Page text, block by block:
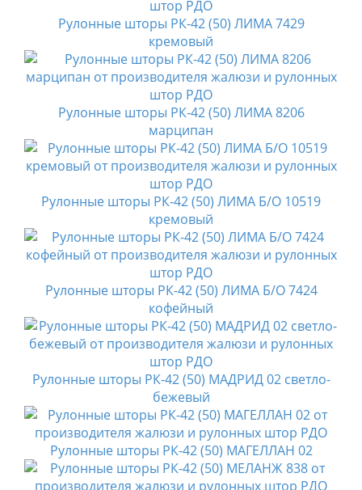
Рулонные шторы РК-42 (50) ЛИМА 7429
кремовый
Рулонные шторы РК-42 (50) ЛИМА 8206
марципан
Рулонные шторы РК-42 (50) ЛИМА Б/О 10519
кремовый
Рулонные шторы РК-42 (50) ЛИМА Б/О 7424
кофейный
Рулонные шторы РК-42 (50) МАДРИД 02 светло-
бежевый
Рулонные шторы РК-42 (50) МАГЕЛЛАН 02